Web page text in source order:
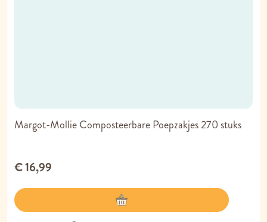
Margot-Mollie Composteerbare Poepzakjes 270 stuks
€ 16,99